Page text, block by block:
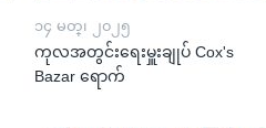
၁၄ မတ္၊ ၂၀၂၅
ကုလအတွင်းရေးမှူးချုပ် Cox's
Bazar ရောက်